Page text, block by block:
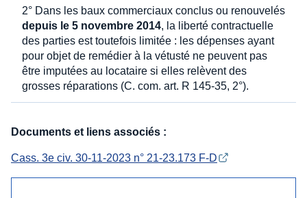
2° Dans les baux commerciaux conclus ou renouvelés
depuis le 5 novembre 2014, la liberté contractuelle
des parties est toutefois limitée : les dépenses ayant
pour objet de remédier à la vétusté ne peuvent pas
être imputées au locataire si elles relèvent des
grosses réparations (C. com. art. R 145-35, 2°).
Documents et liens associés :
Cass. 3e civ. 30-11-2023 n° 21-23.173 F-D